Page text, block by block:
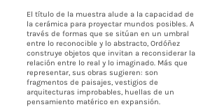
El título de la muestra alude a la capacidad de
la cerámica para proyectar mundos posibles. A
través de formas que se sitúan en un umbral
entre lo reconocible y lo abstracto, Ordóñez
construye objetos que invitan a reconsiderar la
relación entre lo real y lo imaginado. Más que
representar, sus obras sugieren: son
fragmentos de paisajes, vestigios de
arquitecturas improbables, huellas de un
pensamiento matérico en expansión.